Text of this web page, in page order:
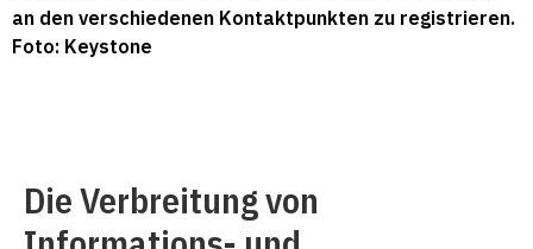
an den verschiedenen Kontaktpunkten zu registrieren.
Foto: Keystone
Die Verbreitung von